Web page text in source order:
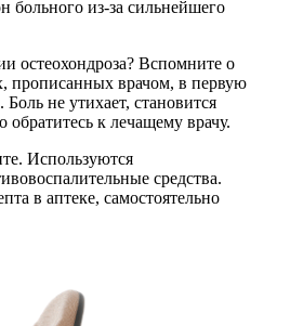
больного из-за сильнейшего
остеохондроза? Вспомните о
прописанных врачом, в первую
Боль не утихает, становится
обратитесь к лечащему врачу.
Используются
средства.
в аптеке, самостоятельно